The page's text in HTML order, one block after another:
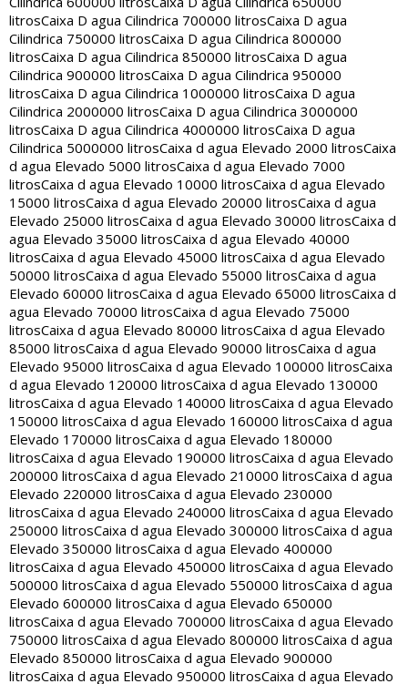
litrosCaixa D agua Cilindrica 700000 litrosCaixa D agua
Cilindrica 750000 litrosCaixa D agua Cilindrica 800000
litrosCaixa D agua Cilindrica 850000 litrosCaixa D agua
Cilindrica 900000 litrosCaixa D agua Cilindrica 950000
litrosCaixa D agua Cilindrica 1000000 litrosCaixa D agua
Cilindrica 2000000 litrosCaixa D agua Cilindrica 3000000
litrosCaixa D agua Cilindrica 4000000 litrosCaixa D agua
Cilindrica 5000000 litrosCaixa d agua Elevado 2000 litrosCaixa
d agua Elevado 5000 litrosCaixa d agua Elevado 7000
litrosCaixa d agua Elevado 10000 litrosCaixa d agua Elevado
15000 litrosCaixa d agua Elevado 20000 litrosCaixa d agua
Elevado 25000 litrosCaixa d agua Elevado 30000 litrosCaixa d
agua Elevado 35000 litrosCaixa d agua Elevado 40000
litrosCaixa d agua Elevado 45000 litrosCaixa d agua Elevado
50000 litrosCaixa d agua Elevado 55000 litrosCaixa d agua
Elevado 60000 litrosCaixa d agua Elevado 65000 litrosCaixa d
agua Elevado 70000 litrosCaixa d agua Elevado 75000
litrosCaixa d agua Elevado 80000 litrosCaixa d agua Elevado
85000 litrosCaixa d agua Elevado 90000 litrosCaixa d agua
Elevado 95000 litrosCaixa d agua Elevado 100000 litrosCaixa
d agua Elevado 120000 litrosCaixa d agua Elevado 130000
litrosCaixa d agua Elevado 140000 litrosCaixa d agua Elevado
150000 litrosCaixa d agua Elevado 160000 litrosCaixa d agua
Elevado 170000 litrosCaixa d agua Elevado 180000
litrosCaixa d agua Elevado 190000 litrosCaixa d agua Elevado
200000 litrosCaixa d agua Elevado 210000 litrosCaixa d agua
Elevado 220000 litrosCaixa d agua Elevado 230000
litrosCaixa d agua Elevado 240000 litrosCaixa d agua Elevado
250000 litrosCaixa d agua Elevado 300000 litrosCaixa d agua
Elevado 350000 litrosCaixa d agua Elevado 400000
litrosCaixa d agua Elevado 450000 litrosCaixa d agua Elevado
500000 litrosCaixa d agua Elevado 550000 litrosCaixa d agua
Elevado 600000 litrosCaixa d agua Elevado 650000
litrosCaixa d agua Elevado 700000 litrosCaixa d agua Elevado
750000 litrosCaixa d agua Elevado 800000 litrosCaixa d agua
Elevado 850000 litrosCaixa d agua Elevado 900000
litrosCaixa d agua Elevado 950000 litrosCaixa d agua Elevado